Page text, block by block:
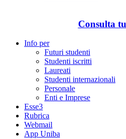
Consulta
Info per
Futuri studenti
Studenti iscritti
Laureati
Studenti internazionali
Personale
Enti e Imprese
Esse3
Rubrica
Webmail
App Uniba